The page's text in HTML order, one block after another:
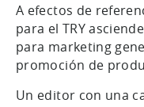
A efectos de
para el TRY
para marketing
promoción de
Un editor con una